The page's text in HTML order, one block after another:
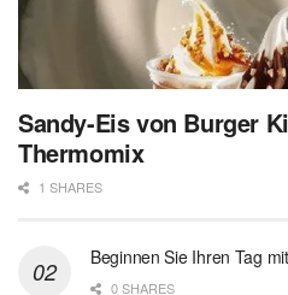
Sandy-Eis von Burger
Thermomix
1 SHARES
Beginnen Sie Ihren Tag
0 SHARES